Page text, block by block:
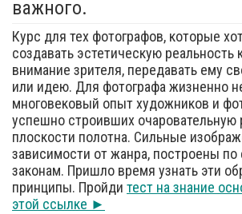
важного.
Курс для тех фотографов, которые
создавать эстетическую реальность
внимание зрителя, передавать ему
или идею. Для фотографа жизненно
многовековый опыт художников и
успешно строивших очаровательную
плоскости полотна. Сильные
зависимости от жанра, построены
законам. Пришло время узнать эти
принципы. Пройди тест на знание
этой ссылке ►